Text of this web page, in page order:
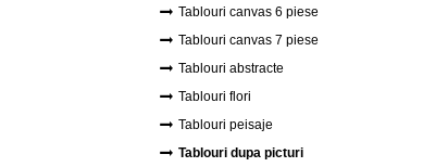
Tablouri canvas 6 piese
Tablouri canvas 7 piese
Tablouri abstracte
Tablouri flori
Tablouri peisaje
Tablouri dupa picturi